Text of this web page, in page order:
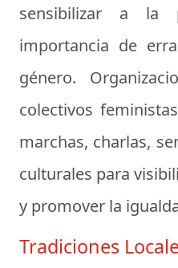
sensibilizar a la
importancia de
género.
colectivos
marchas, charlas,
culturales para
y promover la
Tradiciones